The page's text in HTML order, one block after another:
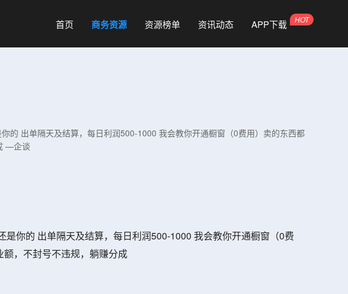
首页 商务资源 资源榜单 资讯动态 APP下载
的 出单隔天及结算，每日利润500-1000 我会教你开通橱窗（0费用）卖的东西都
—企谈
你的 出单隔天及结算，每日利润500-1000 我会教你开通橱窗（0费
，不封号不违规，躺赚分成